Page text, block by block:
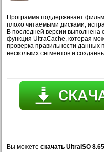
Программа поддерживает
плохо читаемыми дисками,
В последней версии
функция UltraCache, которая
проверка правильности данных
нескольких сегментов и
Вы можете скачать UltraISO 8.65